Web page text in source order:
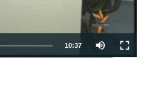
10:37